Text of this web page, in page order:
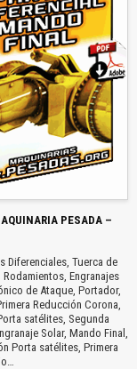
PESADA –
Diferenciales, Tuerca de
Engranajes
de Ataque, Portador,
Reducción Corona,
satélites, Segunda
Solar, Mando Final,
Porta satélites, Primera